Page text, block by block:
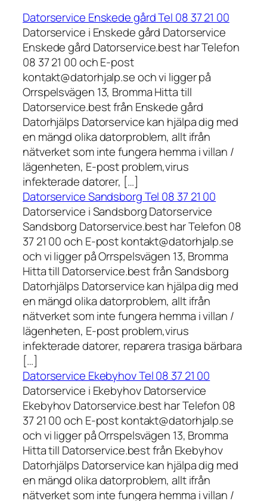
Datorservice Enskede gård Tel 08 37 21 00
Datorservice i Enskede gård Datorservice
Enskede gård Datorservice.best har Telefon
08 37 21 00 och E-post
kontakt@datorhjalp.se och vi ligger på
Orrspelsvägen 13, Bromma Hitta till
Datorservice.best från Enskede gård
Datorhjälps Datorservice kan hjälpa dig med
en mängd olika datorproblem, allt ifrån
nätverket som inte fungera hemma i villan /
lägenheten, E-post problem,virus
infekterade datorer, […]
Datorservice Sandsborg Tel 08 37 21 00
Datorservice i Sandsborg Datorservice
Sandsborg Datorservice.best har Telefon 08
37 21 00 och E-post kontakt@datorhjalp.se
och vi ligger på Orrspelsvägen 13, Bromma
Hitta till Datorservice.best från Sandsborg
Datorhjälps Datorservice kan hjälpa dig med
en mängd olika datorproblem, allt ifrån
nätverket som inte fungera hemma i villan /
lägenheten, E-post problem,virus
infekterade datorer, reparera trasiga bärbara
[…]
Datorservice Ekebyhov Tel 08 37 21 00
Datorservice i Ekebyhov Datorservice
Ekebyhov Datorservice.best har Telefon 08
37 21 00 och E-post kontakt@datorhjalp.se
och vi ligger på Orrspelsvägen 13, Bromma
Hitta till Datorservice.best från Ekebyhov
Datorhjälps Datorservice kan hjälpa dig med
en mängd olika datorproblem, allt ifrån
nätverket som inte fungera hemma i villan /